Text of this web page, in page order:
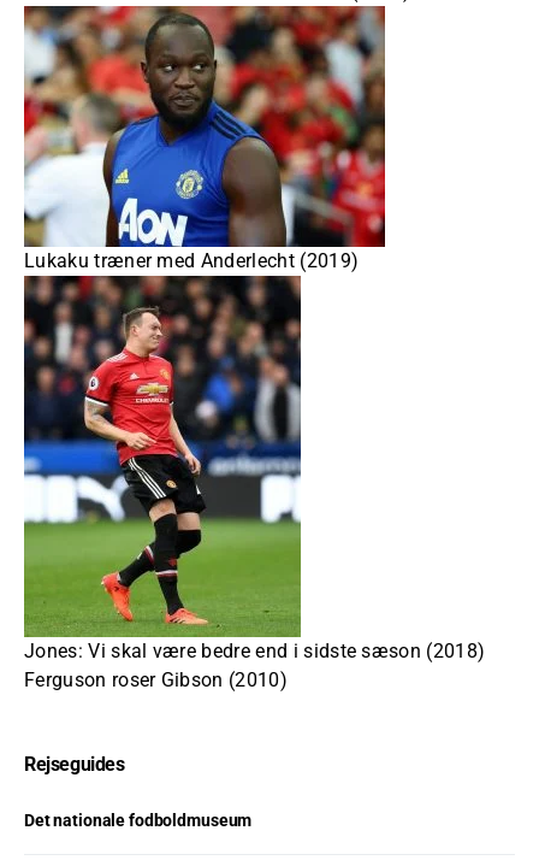
Lukaku træner med Anderlecht (2019)
Jones: Vi skal være bedre end i sidste sæson (2018)
Ferguson roser Gibson (2010)
Rejseguides
Det nationale fodboldmuseum